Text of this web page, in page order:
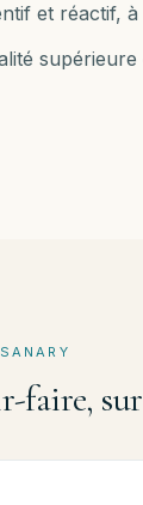
et réactif,
SANARY
faire,